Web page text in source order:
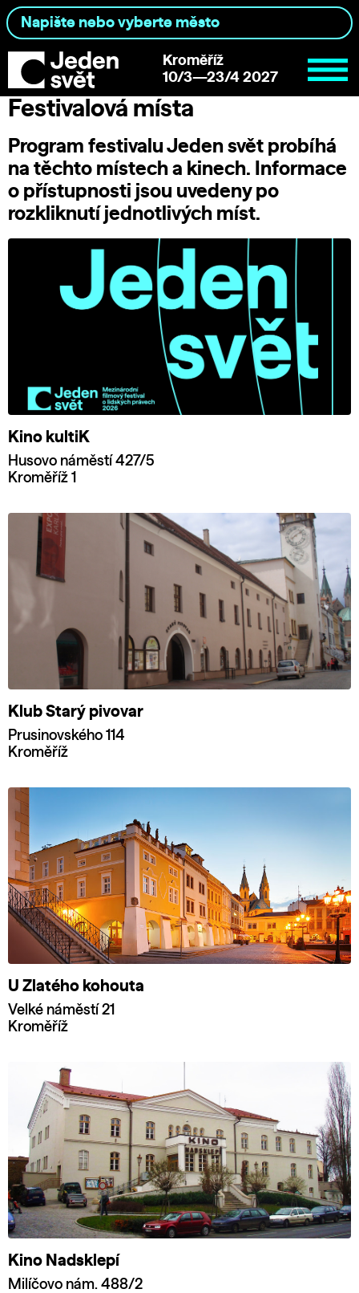
Kroměříž
10/3—23/4 2027
Festivalová místa
Program festivalu Jeden svět probíhá
na těchto místech a kinech. Informace
o přístupnosti jsou uvedeny po
rozkliknutí jednotlivých míst.
Kino kultiK
Husovo náměstí 427/5
Kroměříž 1
Klub Starý pivovar
Prusinovského 114
Kroměříž
U Zlatého kohouta
Velké náměstí 21
Kroměříž
Kino Nadsklepí
Milíčovo nám. 488/2